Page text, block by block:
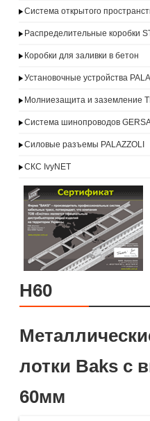
Система открытого
Распределительные коробки
Коробки для заливки в бетон
Установочные устройства
Молниезащита и заземление
Система шинопроводов
Силовые разъемы PALAZZOLI
СКС IvyNET
H60
лотки Baks с
60мм